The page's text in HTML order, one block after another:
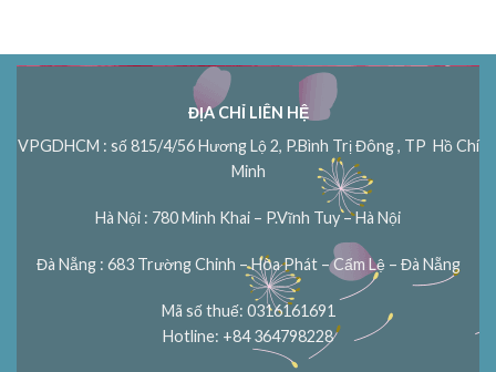
ĐỊA CHỈ LIÊN HỆ
VPGDHCM : số 815/4/56 Hương Lộ 2, P.Bình Trị Đông , TP Hồ Chí
Minh
Hà Nội : 780 Minh Khai – P.Vĩnh Tuy – Hà Nội
Đà Nẵng : 683 Trường Chinh – Hòa Phát – Cẩm Lệ – Đà Nẵng
Mã số thuế: 0316161691
Hotline: +84 364798228